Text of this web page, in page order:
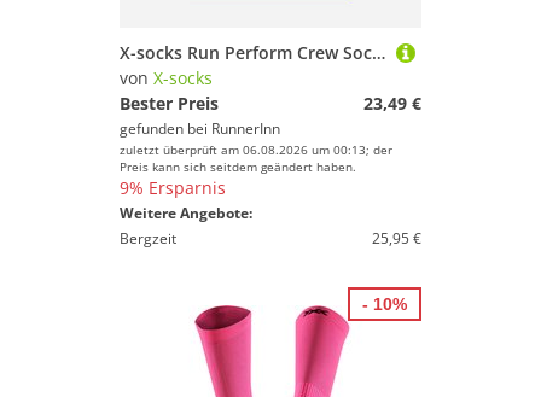
X-socks Run Perform Crew Socks Rosa EU 45-47
von X-socks
Bester Preis
23,49 €
gefunden bei RunnerInn
zuletzt überprüft am 06.08.2026 um 00:13; der
Preis kann sich seitdem geändert haben.
9% Ersparnis
Weitere Angebote:
Bergzeit
25,95 €
- 10%